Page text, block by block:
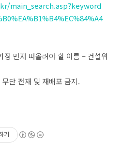
main_search.asp?keyword
먼저 떠올려야 할 이름 – 건설워
단 전재 및 재배포 금지.
기